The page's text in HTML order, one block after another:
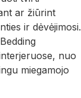
ar žiūrint
ir dėvėjimosi.
nuo
miegamojo